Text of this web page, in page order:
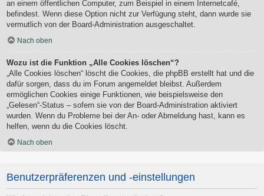
an einem öffentlichen Computer, zum Beispiel in einem Internetcafé,
befindest. Wenn diese Option nicht zur Verfügung steht, dann wurde sie
vermutlich von der Board-Administration ausgeschaltet.
Nach oben
Wozu ist die Funktion „Alle Cookies löschen“?
„Alle Cookies löschen“ löscht die Cookies, die phpBB erstellt hat und die
dafür sorgen, dass du im Forum angemeldet bleibst. Außerdem
ermöglichen Cookies einige Funktionen, wie beispielsweise den
„Gelesen“-Status – sofern sie von der Board-Administration aktiviert
wurden. Wenn du Probleme bei der An- oder Abmeldung hast, kann es
helfen, wenn du die Cookies löscht.
Nach oben
Benutzerpräferenzen und -einstellungen